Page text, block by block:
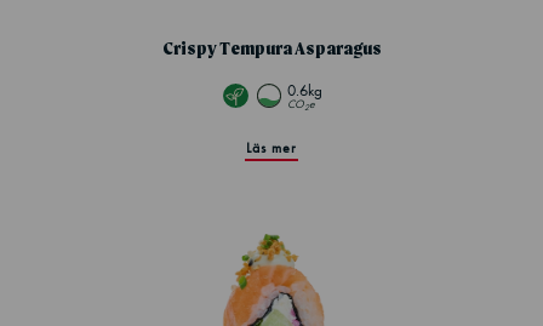
Crispy Tempura Asparagus
0.6kg
CO2e
Läs mer